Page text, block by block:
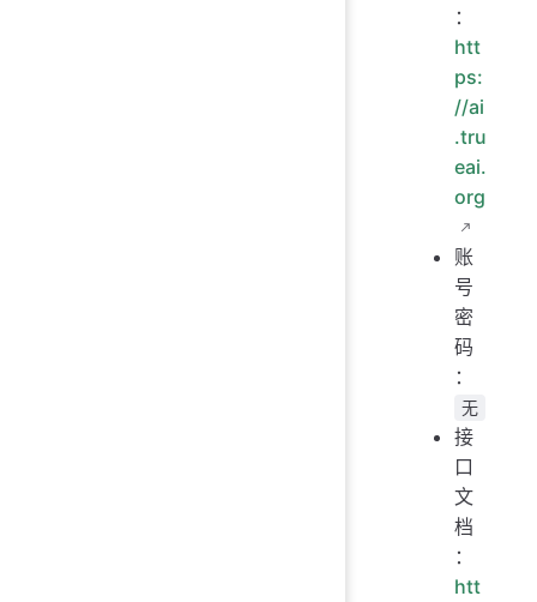
：
htt
ps:
//ai
.tru
eai.
org
账
号
密
码
：
无
接
口
文
档
：
htt